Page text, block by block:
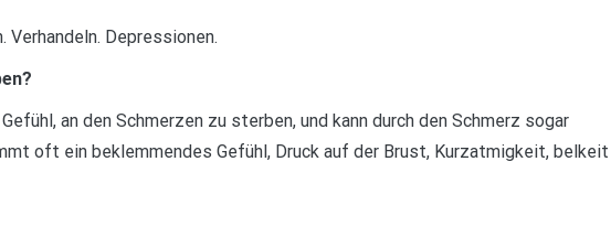
Verhandeln. Depressionen.
an den Schmerzen zu sterben, und kann durch den Schmerz sogar
oft ein beklemmendes Gefühl, Druck auf der Brust, Kurzatmigkeit, belkeit